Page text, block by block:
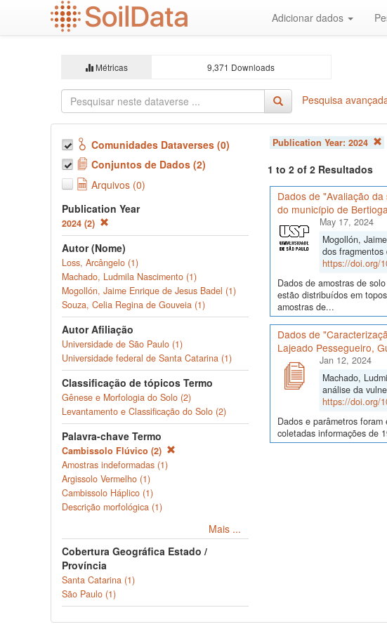
Adicionar dados
Métricas 9,371 Downloads
Pesquisa
Comunidades Dataverses (0)
Conjuntos de Dados (2)
Arquivos (0)
Publication Year
2024 (2)
Autor (Nome)
Loss, Arcângelo (1)
Machado, Ludmila Nascimento (1)
Mogollón, Jaime Enrique de Jesus Badel (1)
Souza, Celia Regina de Gouveia (1)
Autor Afiliação
Universidade de São Paulo (1)
Universidade federal de Santa Catarina (1)
Classificação de tópicos Termo
Gênese e Morfologia do Solo (2)
Levantamento e Classificação do Solo (2)
Palavra-chave Termo
Cambissolo Flúvico (2)
Amostras indeformadas (1)
Argissolo Vermelho (1)
Cambissolo Háplico (1)
Descrição morfológica (1)
Mais ...
Cobertura Geográfica Estado /
Província
Santa Catarina (1)
São Paulo (1)
Publication Year: 2024
1 to 2 of 2 Resultados
Dados de "Avaliação
do município de
May 17, 2024
Mogollón,
dos
https://doi.org/
Dados de amostras de
estão distribuídos em
amostras de...
Dados de
Lajeado Pessegueiro,
Jan 12, 2024
Machado,
análise da
https://doi.org/
Dados e parâmetros
coletadas informações de